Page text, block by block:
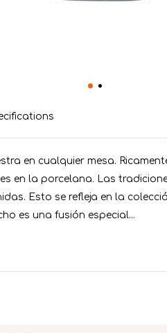
en cualquier mesa.
en la porcelana. Las
Esto se refleja en la
es una fusión especial...